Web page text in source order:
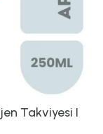
Takviyesi I